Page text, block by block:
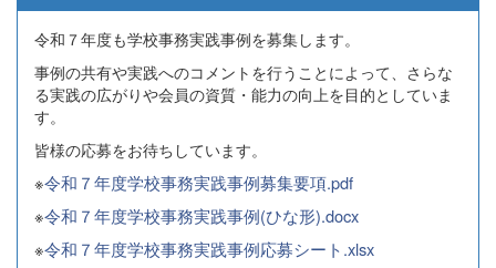
令和７年度も学校事務実践事例を募集します。
事例の共有や実践へのコメントを行うことによって、さらな
る実践の広がりや会員の資質・能力の向上を目的としていま
す。
皆様の応募をお待ちしています。
※令和７年度学校事務実践事例募集要項.pdf
※令和７年度学校事務実践事例(ひな形).docx
※令和７年度学校事務実践事例応募シート.xlsx